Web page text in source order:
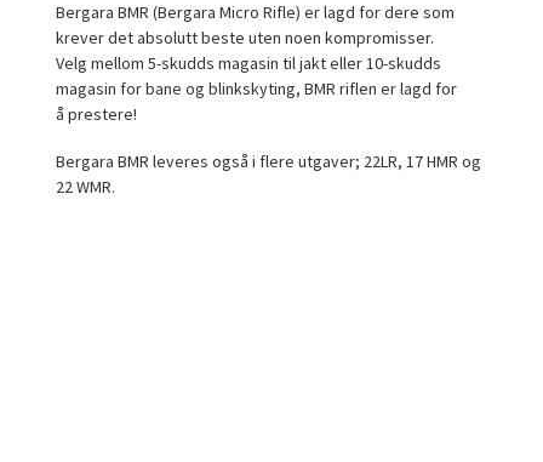
Bergara BMR (Bergara Micro Rifle) er lagd for dere som
krever det absolutt beste uten noen kompromisser.
Velg mellom 5-skudds magasin til jakt eller 10-skudds
magasin for bane og blinkskyting, BMR riflen er lagd for
å prestere!
Bergara BMR leveres også i flere utgaver; 22LR, 17 HMR og
22 WMR.